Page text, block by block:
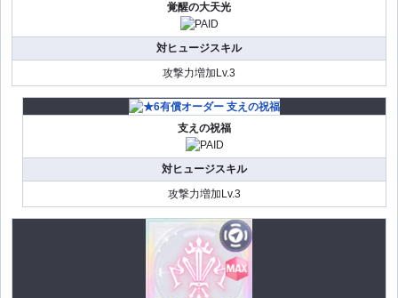
覚醒の大天光
対ヒュージスキル
攻撃力増加Lv.3
支えの祝福
対ヒュージスキル
攻撃力増加Lv.3